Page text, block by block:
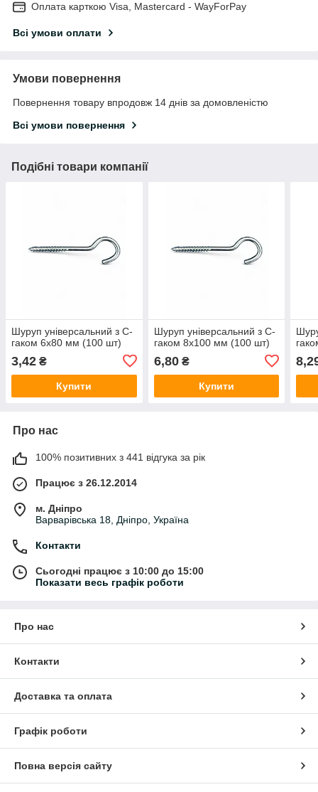
Оплата карткою Visa, Mastercard - WayForPay
Всі умови оплати
Умови повернення
Повернення товару впродовж 14 днів за домовленістю
Всі умови повернення
Подібні товари компанії
Шуруп універсальний з C-
гаком 6х80 мм (100 шт)
3,42 ₴
Купити
Шуруп універсальний з C-
гаком 8х100 мм (100 шт)
6,80₴
Купити
Про нас
100% позитивних з 441 відгука за рік
Працює з 26.12.2014
м. Дніпро
Варварівська 18, Дніпро, Україна
Контакти
Сьогодні працює з 10:00 до 15:00
Показати весь графік роботи
Про нас
Контакти
Доставка та оплата
Графік роботи
Повна версія сайту